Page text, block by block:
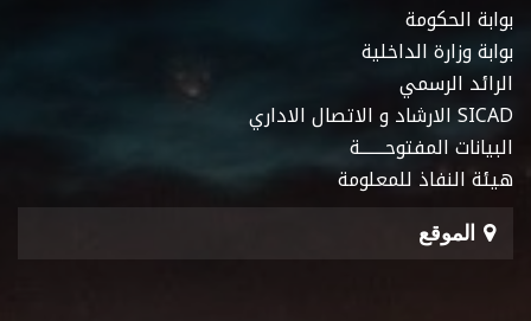
بوابة الحكومة
بوابة وزارة الداخلية
الرائد الرسمي
SICAD الارشاد و الاتصال الاداري
البيانات المفتوحـــــــة
هيئة النفاذ للمعلومة
الموقع